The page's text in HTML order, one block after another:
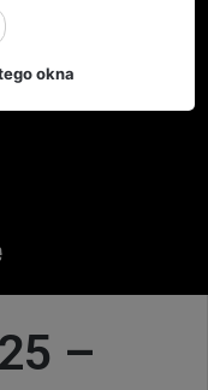
–
okna